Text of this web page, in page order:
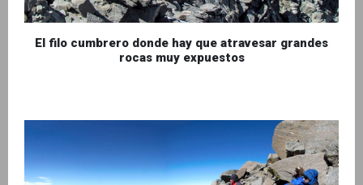
El filo cumbrero donde hay que atravesar grandes
rocas muy expuestos